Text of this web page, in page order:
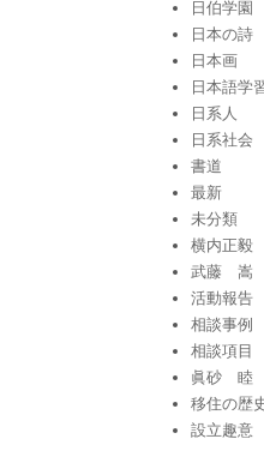
日伯学園
日本の詩
日本画
日本語学
日系人
日系社会
書道
最新
未分類
横内正毅
武藤 嵩
活動報告
相談事例
相談項目
眞砂 睦
移住の歴
設立趣意